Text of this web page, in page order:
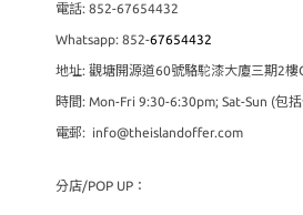
電話: 852-67654432
Whatsapp: 852-67654432
地址: 觀塘開源道60號駱駝漆大廈三期2樓
時間: Mon-Fri 9:30-6:30pm; Sat-Sun (包
電郵: info@theislandoffer.com
分店/POP UP：